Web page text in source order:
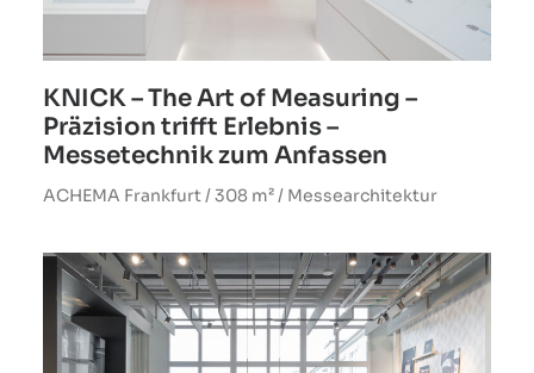
KNICK – The Art of Measuring –
Präzision trifft Erlebnis –
Messetechnik zum Anfassen
ACHEMA Frankfurt / 308 m² / Messearchitektur